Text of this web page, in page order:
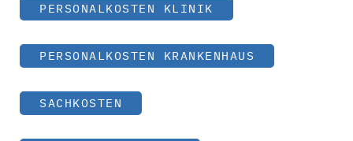
PERSONALKOSTEN KLINIK
PERSONALKOSTEN KRANKENHAUS
SACHKOSTEN